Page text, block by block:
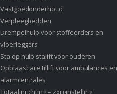
Vastgoedonderhoud
Verpleegbedden
Drempelhulp voor stoffeerders en
vloerleggers
Sta op hulp stalift voor ouderen
Opblaasbare tillift voor ambulances en
alarmcentrales
Totaalinrichting – zorginstelling